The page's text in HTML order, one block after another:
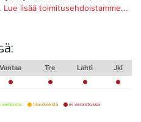
Lue lisää toimitusehdoistamme...
Vantaa Tre Lahti
Jkl
verkosta tilauksesta ei varastossa